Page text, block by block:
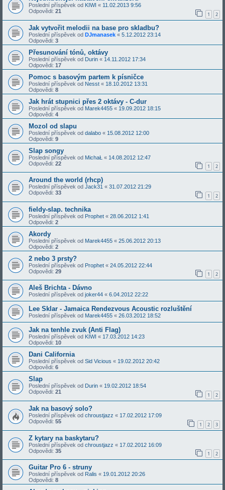
Poslední příspěvek od KIWI « 11.02.2013 9:56
Odpovědi: 21 1 2
Jak vytvořit melodii na base pro skladbu?
Poslední příspěvek od DJmanasek « 5.12.2012 23:14
Odpovědi: 3
Přesunování tónů, oktávy
Poslední příspěvek od Durin « 14.11.2012 17:34
Odpovědi: 17
Pomoc s basovým partem k písničce
Poslední příspěvek od Nesst « 18.10.2012 13:31
Odpovědi: 8
Jak hrát stupnici přes 2 oktávy - C-dur
Poslední příspěvek od Marek4455 « 19.09.2012 18:15
Odpovědi: 4
Mozol od slapu
Poslední příspěvek od dalabo « 15.08.2012 12:00
Odpovědi: 9
Slap songy
Poslední příspěvek od MichaŁ « 14.08.2012 12:47
Odpovědi: 22 1 2
Around the world (rhcp)
Poslední příspěvek od Jack31 « 31.07.2012 21:29
Odpovědi: 33 1 2
fieldy-slap. technika
Poslední příspěvek od Prophet « 28.06.2012 1:41
Odpovědi: 2
Akordy
Poslední příspěvek od Marek4455 « 25.06.2012 20:13
Odpovědi: 2
2 nebo 3 prsty?
Poslední příspěvek od Prophet « 24.05.2012 22:44
Odpovědi: 29 1 2
Aleš Brichta - Dávno
Poslední příspěvek od joker44 « 6.04.2012 22:22
Lee Sklar - Jamaica Rendezvous Acoustic rozluštění
Poslední příspěvek od Marek4455 « 26.03.2012 18:52
Jak na tenhle zvuk (Anti Flag)
Poslední příspěvek od KIWI « 17.03.2012 14:23
Odpovědi: 10
Dani California
Poslední příspěvek od Sid Vicious « 19.02.2012 20:42
Odpovědi: 6
Slap
Poslední příspěvek od Durin « 19.02.2012 18:54
Odpovědi: 21 1 2
Jak na basový solo?
Poslední příspěvek od chroustjazz « 17.02.2012 17:09
Odpovědi: 55 1 2 3
Z kytary na baskytaru?
Poslední příspěvek od chroustjazz « 17.02.2012 16:09
Odpovědi: 35 1 2
Guitar Pro 6 - struny
Poslední příspěvek od Ralis « 19.01.2012 20:26
Odpovědi: 8